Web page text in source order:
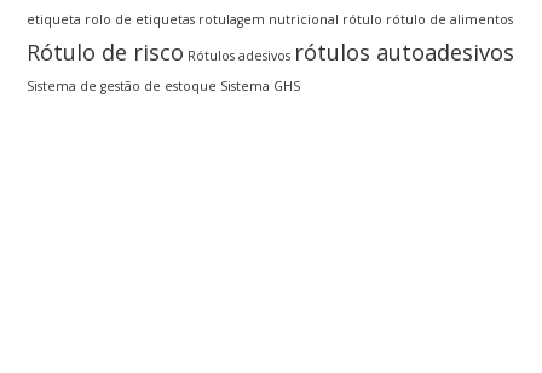
etiqueta rolo de etiquetas rotulagem nutricional rótulo rótulo de alimentos
Rótulo de risco Rótulos adesivos rótulos autoadesivos
Sistema de gestão de estoque Sistema GHS